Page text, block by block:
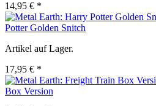
14,95 € *
Potter Golden Snitch
Artikel auf Lager.
17,95 € *
Box Version